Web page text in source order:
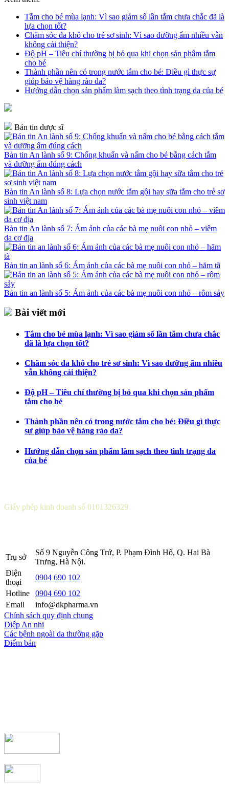
Tắm cho bé mùa lạnh: Vì sao giảm số lần tắm chưa chắc đã là
lựa chọn tốt?
Chăm sóc da khô cho trẻ sơ sinh: Vì sao dưỡng ẩm nhiều vẫn
không cải thiện?
Độ pH – Tiêu chí thường bị bỏ qua khi chọn sản phẩm tắm
cho bé
Thành phần nên có trong nước tắm cho bé: Điều gì thực sự
giúp bảo vệ hàng rào da?
Hướng dẫn chọn sản phẩm làm sạch theo tình trạng da của bé
Bản tin dược sĩ
Bản tin An lành số 9: Chống khuẩn và nấm cho bé bằng cách tắm
và dưỡng ẩm đúng cách
Bản tin An lành số 8: Lựa chọn nước tắm gội hay sữa tắm cho trẻ sơ
sinh việt nam
Bản tin An lành số 7: Ám ảnh của các bà mẹ nuôi con nhỏ – viêm
da cơ địa
Bản tin an lành số 6: Ám ảnh của các bà mẹ nuôi con nhỏ – hăm tã
Bản tin an lành số 5: Ám ảnh của các bà mẹ nuôi con nhỏ – rôm sảy
Bài viết mới
Tắm cho bé mùa lạnh: Vì sao giảm số lần tắm chưa chắc
đã là lựa chọn tốt?
Chăm sóc da khô cho trẻ sơ sinh: Vì sao dưỡng ẩm nhiều
vẫn không cải thiện?
Độ pH – Tiêu chí thường bị bỏ qua khi chọn sản phẩm
tắm cho bé
Thành phần nên có trong nước tắm cho bé: Điều gì thực
sự giúp bảo vệ hàng rào da?
Hướng dẫn chọn sản phẩm làm sạch theo tình trạng da
của bé
Giấy phép kinh doanh số 0101326329
Trụ sở
Số 9 Nguyễn Công Trứ, P. Phạm Đình Hổ, Q. Hai Bà
Trưng, Hà Nội.
Điện
thoại
0904 690 102
Hotline
0904 690 102
Email
info@dkpharma.vn
Chính sách quy định chung
Diệp An nhi
Các bệnh ngoài da thường gặp
Điểm bán